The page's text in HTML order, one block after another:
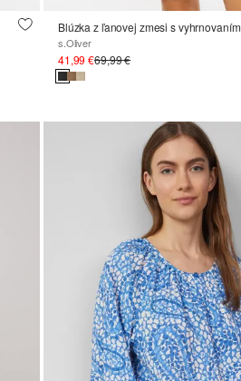
Blúzka z ľanovej zmesi s vyhrnovaním
s.Oliver
41,99 €69,99 €